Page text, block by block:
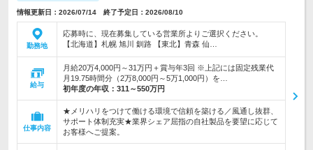
情報更新日：2026/07/14 終了予定日：2026/08/10
勤務地
応募時に、現在募集している営業所よりご選択ください。
【北海道】札幌 旭川 釧路 【東北】青森 仙…
給与
月給20万4,000円～31万円＋賞与年3回 ※上記には固定残業代
月19.75時間分（2万8,000円～5万1,000円）を…
初年度の年収： 311～550万円
仕事内容
★メリハリをつけて働ける環境で信頼を築ける／風通し抜群、
サポート体制充実★業界シェア屈指の自社製品を要望に応じて
お客様へご提案。